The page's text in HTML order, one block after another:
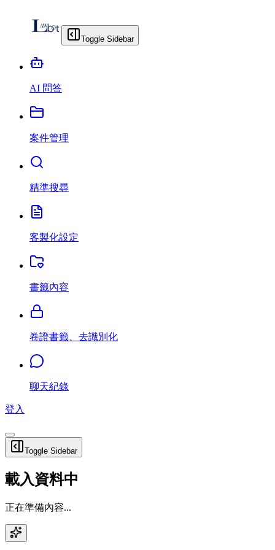
Toggle Sidebar
AI 問答
案件管理
精準搜尋
客製化設定
書籤內容
卷證書籤、去識別化
聊天紀錄
登入
Toggle Sidebar
載入資料中
正在準備內容...